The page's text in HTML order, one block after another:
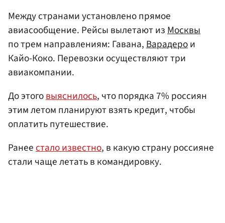
Между странами установлено прямое
авиасообщение. Рейсы вылетают изМосквы
по трем направлениям: Гавана,Варадерои
Кайо-Коко. Перевозки осуществляют три
авиакомпании.
До этоговыяснилось, что порядка 7% россиян
этим летом планируют взять кредит, чтобы
оплатить путешествие.
Ранеестало известно, в какую страну россияне
стали чаще летать в командировку.